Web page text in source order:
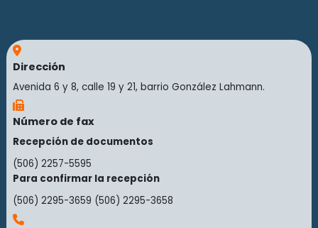
Dirección
Avenida 6 y 8, calle 19 y 21, barrio González Lahmann.
Número de fax
Recepción de documentos
(506) 2257-5595
Para confirmar la recepción
(506) 2295-3659 (506) 2295-3658